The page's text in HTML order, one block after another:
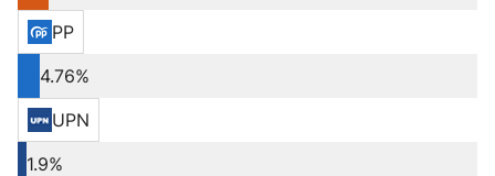
PP
4.76%
UPN
1.9%